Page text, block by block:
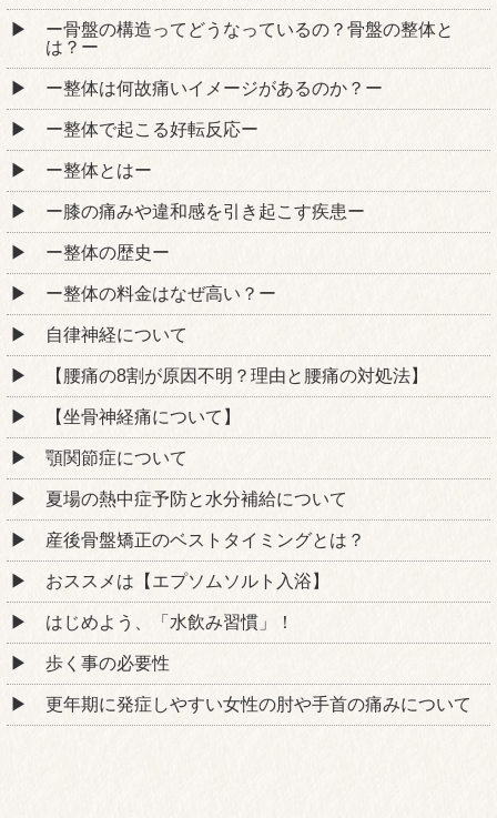
ー骨盤の構造ってどうなっているの？骨盤の整体と
は？ー
ー整体は何故痛いイメージがあるのか？ー
ー整体で起こる好転反応ー
ー整体とはー
ー膝の痛みや違和感を引き起こす疾患ー
ー整体の歴史ー
ー整体の料金はなぜ高い？ー
自律神経について
【腰痛の8割が原因不明？理由と腰痛の対処法】
【坐骨神経痛について】
顎関節症について
夏場の熱中症予防と水分補給について
産後骨盤矯正のベストタイミングとは？
おススメは【エプソムソルト入浴】
はじめよう、「水飲み習慣」！
歩く事の必要性
更年期に発症しやすい女性の肘や手首の痛みについて